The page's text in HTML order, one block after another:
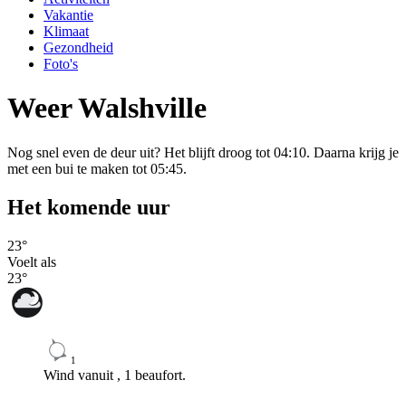
Vakantie
Klimaat
Gezondheid
Foto's
Weer Walshville
Nog snel even de deur uit? Het blijft droog tot 04:10. Daarna krijg je
met een bui te maken tot 05:45.
Het komende uur
23°
Voelt als
23°
1
Wind vanuit , 1 beaufort.